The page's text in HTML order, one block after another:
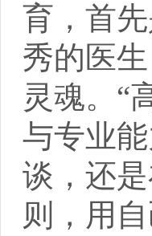
育，首
秀的医
灵魂。“
与专业
谈，还
则，用